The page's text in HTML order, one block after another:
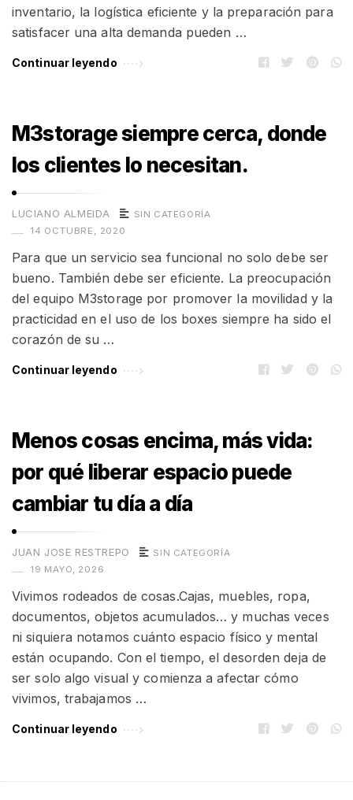
inventario, la logística eficiente y la preparación para
satisfacer una alta demanda pueden …
Continuar leyendo
M3storage siempre cerca, donde
los clientes lo necesitan.
LUCIANO ALMEIDA
SIN CATEGORÍA
14 OCTUBRE, 2020
Para que un servicio sea funcional no solo debe ser
bueno. También debe ser eficiente. La preocupación
del equipo M3storage por promover la movilidad y la
practicidad en el uso de los boxes siempre ha sido el
corazón de su …
Continuar leyendo
Menos cosas encima, más vida:
por qué liberar espacio puede
cambiar tu día a día
JUAN JOSE RESTREPO
SIN CATEGORÍA
19 MAYO, 2026
Vivimos rodeados de cosas.Cajas, muebles, ropa,
documentos, objetos acumulados… y muchas veces
ni siquiera notamos cuánto espacio físico y mental
están ocupando. Con el tiempo, el desorden deja de
ser solo algo visual y comienza a afectar cómo
vivimos, trabajamos …
Continuar leyendo